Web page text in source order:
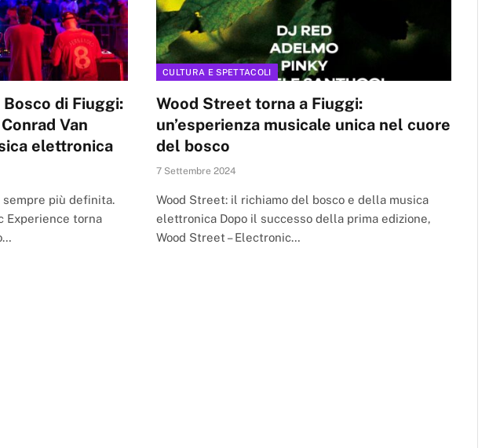
di Fiuggi:
Van
elettronica
più definita.
Experience torna
CULTURA E SPETTACOLI
Wood Street torna a Fiuggi:
un’esperienza musicale unica nel cuore
del bosco
7 Settembre 2024
Wood Street: il richiamo del bosco e della musica
elettronica Dopo il successo della prima edizione,
Wood Street – Electronic…